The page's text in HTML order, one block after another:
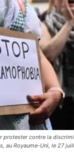
protester contre la
au Royaume-Uni, le 27